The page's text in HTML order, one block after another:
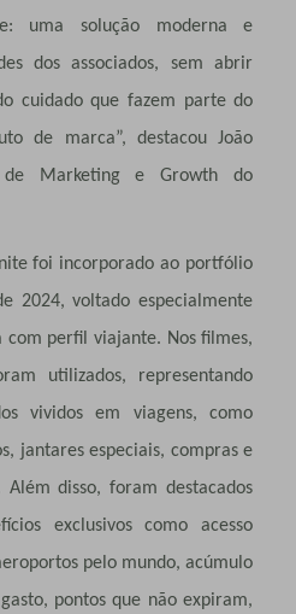
uma solução moderna e
dos associados, sem abrir
cuidado que fazem parte do
de marca”, destacou João
de Marketing e Growth do
foi incorporado ao portfólio
2024, voltado especialmente
com perfil viajante. Nos filmes,
utilizados, representando
vividos em viagens, como
jantares especiais, compras e
disso, foram destacados
exclusivos como acesso
pelo mundo, acúmulo
pontos que não expiram,